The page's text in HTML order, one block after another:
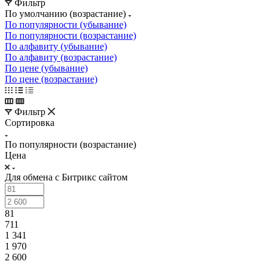
Фильтр
По умолчанию (возрастание)
По популярности (убывание)
По популярности (возрастание)
По алфавиту (убывание)
По алфавиту (возрастание)
По цене (убывание)
По цене (возрастание)
Фильтр
Сортировка
По популярности (возрастание)
Цена
Для обмена с Битрикс сайтом
81
711
1 341
1 970
2 600